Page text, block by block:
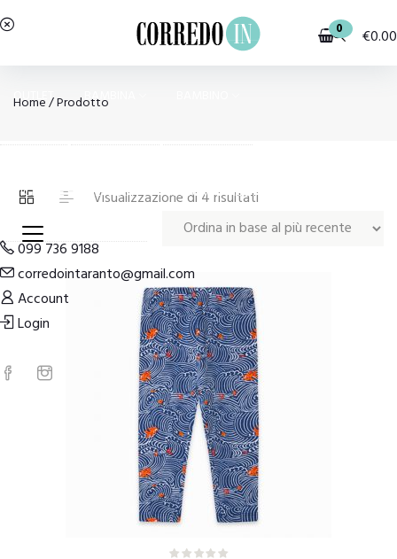
0 €0.00
OUTLET BAMBINA
PIGIAMI E HOMEWEAR COSTUMI E MODA MARE
099 736 9188
corredointaranto@gmail.com
Account
Login
Home/ Prodotto
Visualizzazione di 4 risultati
in